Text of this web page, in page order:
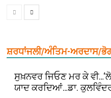
ਸ਼ਰਧਾਂਜਲੀ/ਅੰਤਿਮ-ਅਰਦਾਸ/
ਸੁਖ਼ਨਵਰ ਜਿਓਣ ਮਰ ਕੇ
ਯਾਦ ਕਰਦਿਆਂ…ਡਾ.